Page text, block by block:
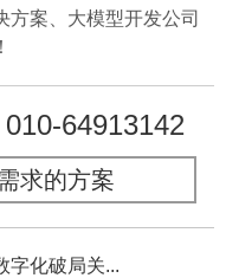
案、大模型开发公司
64913142
求的方案
字化破局关...